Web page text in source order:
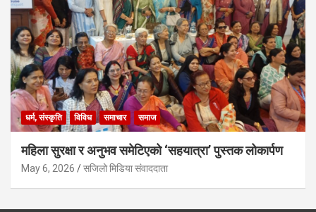
धर्म, संस्कृति विविध समाचार समाज
महिला सुरक्षा र अनुभव समेटिएको ‘सहयात्रा’ पुस्तक लोकार्पण
May 6, 2026 सजिलो मिडिया संवाददाता